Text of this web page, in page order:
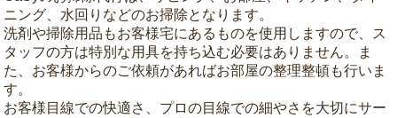
ニング、水回りなどのお掃除となります。
洗剤や掃除用品もお客様宅にあるものを使用しますので、ス
タッフの方は特別な用具を持ち込む必要はありません。ま
た、お客様からのご依頼があればお部屋の整理整頓も行いま
す。
お客様目線での快適さ、プロの目線での細やさを大切にサー